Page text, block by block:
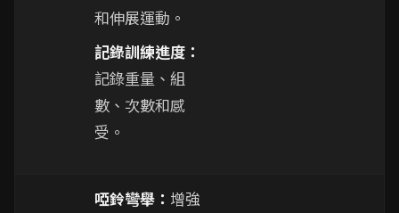
和伸展運動。
記錄訓練進度：
記錄重量、組
數、次數和感
受。
啞鈴彎舉： 增強